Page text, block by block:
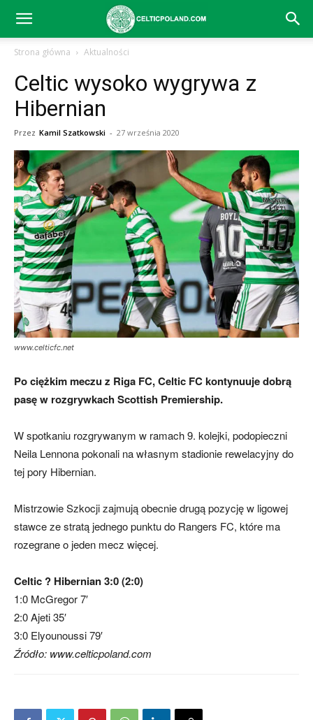
Celtic
Glasgow
aktualności
(transfery,
mecze,
Strona główna Aktualności
Celtic wysoko wygrywa z
Hibernian
Przez Kamil Szatkowski - 27 września 2020
www.celticfc.net
Po ciężkim meczu z Riga FC, Celtic FC kontynuuje dobrą
pasę w rozgrywkach Scottish Premiership.
W spotkaniu rozgrywanym w ramach 9. kolejki, podopieczni
Neila Lennona pokonali na własnym stadionie rewelacyjny do
tej pory Hibernian.
Mistrzowie Szkocji zajmują obecnie drugą pozycję w ligowej
stawce ze stratą jednego punktu do Rangers FC, które ma
rozegrane o jeden mecz więcej.
Celtic ? Hibernian 3:0 (2:0)
1:0 McGregor7′
2:0Ajeti 35′
3:0 Elyounoussi 79′
Źródło: www.celticpoland.com